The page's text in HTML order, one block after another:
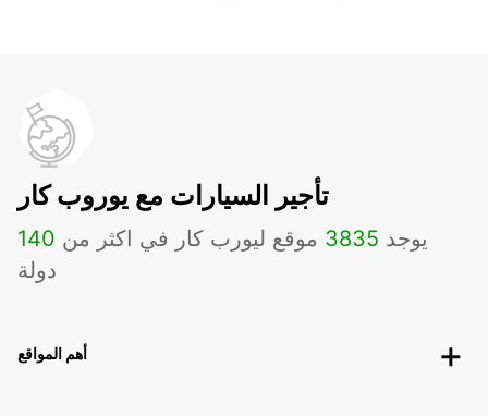
تأجير السيارات مع يوروب كار
يوجد 3835 موقع ليورب كار في اكثر من 140
دولة
أهم المواقع